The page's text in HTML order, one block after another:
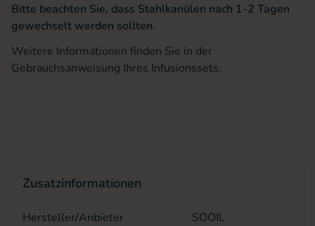
Bitte beachten Sie, dass Stahlkanülen nach 1-2 Tagen
gewechselt werden sollten.
Weitere Informationen finden Sie in der
Gebrauchsanweisung Ihres Infusionssets.
Zusatzinformationen
Hersteller/Anbieter SOOIL